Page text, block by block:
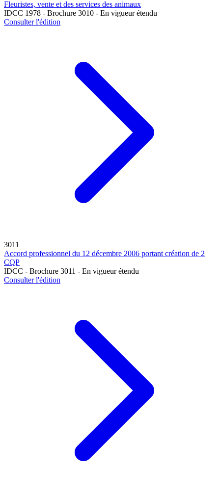
Fleuristes, vente et des services des animaux
IDCC 1978 - Brochure 3010 - En vigueur étendu
Consulter l'édition
3011
Accord professionnel du 12 décembre 2006 portant création de 2
CQP
IDCC - Brochure 3011 - En vigueur étendu
Consulter l'édition